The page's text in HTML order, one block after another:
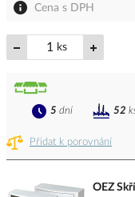
Cena s DPH
ks
Přidat k porovnání
5 dní 52
OEZ